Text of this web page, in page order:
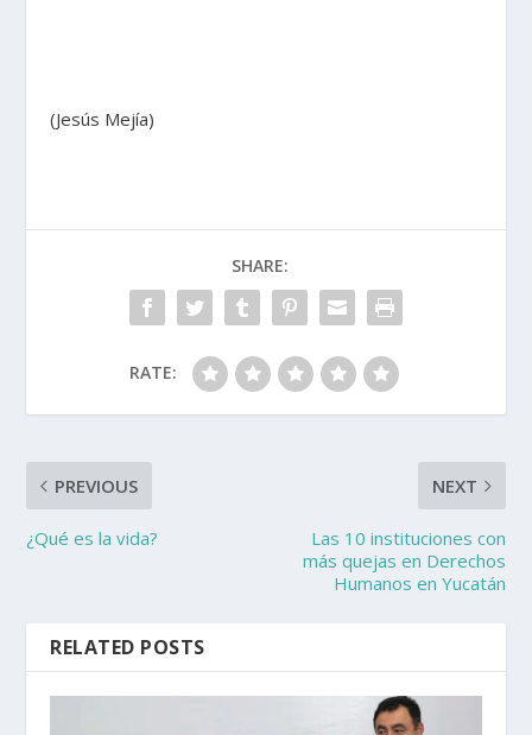
(Jesús Mejía)
SHARE:
RATE:
PREVIOUS
¿Qué es la vida?
NEXT
Las 10 instituciones con
más quejas en Derechos
Humanos en Yucatán
RELATED POSTS